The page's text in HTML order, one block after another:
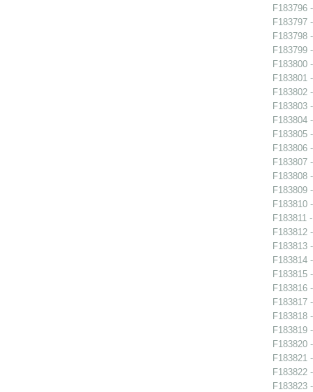
F183796
F183797
F183798
F183799
F183800
F183801
F183802
F183803
F183804
F183805
F183806
F183807
F183808
F183809
F183810
F183811
F183812
F183813
F183814
F183815
F183816
F183817
F183818
F183819
F183820
F183821
F183822
F183823